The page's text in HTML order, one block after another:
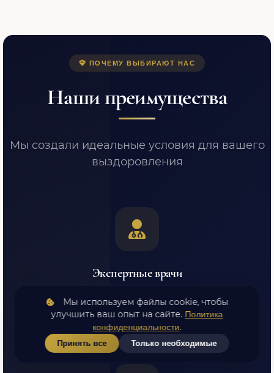
ПОЧЕМУ ВЫБИРАЮТ НАС
Наши преимущества
Мы создали идеальные условия для вашего
выздоровления
Экспертные врачи
повышение квалификации
Мы используем файлы cookie, чтобы
улучшить ваш опыт на сайте. Политика
конфиденциальности.
Принять все Только необходимые